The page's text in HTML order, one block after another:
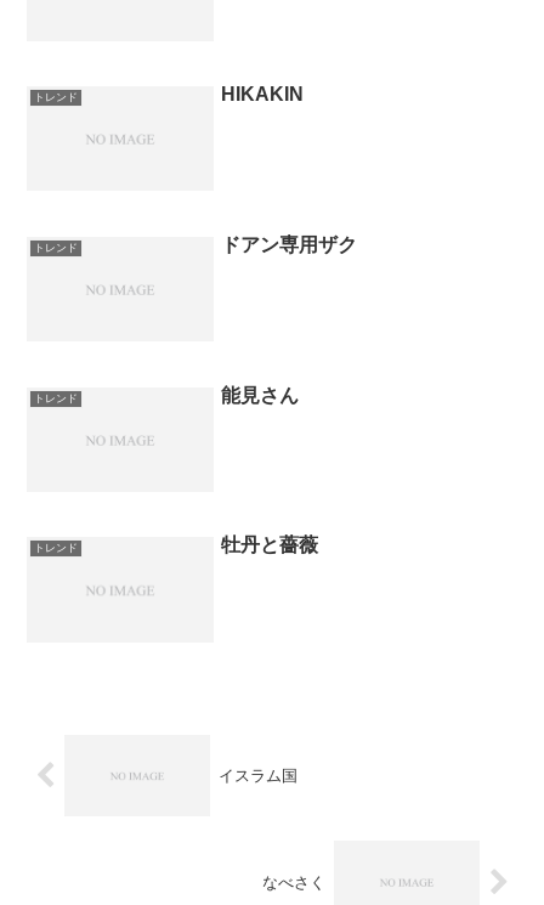
トレンド HIKAKIN
トレンド ドアン専用ザク
トレンド 能見さん
トレンド 牡丹と薔薇
イスラム国
なべさく